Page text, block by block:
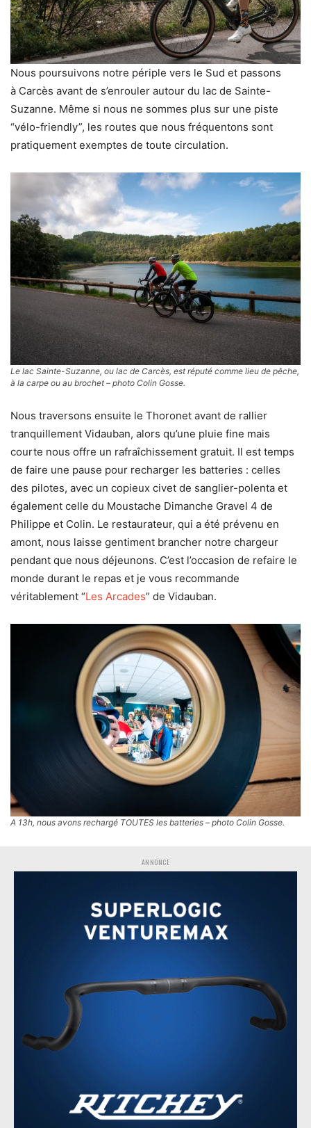
Nous poursuivons notre périple vers le Sud et passons
à Carcès avant de s’enrouler autour du lac de Sainte-
Suzanne. Même si nous ne sommes plus sur une piste
“vélo-friendly”, les routes que nous fréquentons sont
pratiquement exemptes de toute circulation.
Le lac Sainte-Suzanne, ou lac de Carcès, est réputé comme lieu de pêche,
à la carpe ou au brochet – photo Colin Gosse.
Nous traversons ensuite le Thoronet avant de rallier
tranquillement Vidauban, alors qu’une pluie fine mais
courte nous offre un rafraîchissement gratuit. Il est temps
de faire une pause pour recharger les batteries : celles
des pilotes, avec un copieux civet de sanglier-polenta et
également celle du Moustache Dimanche Gravel 4 de
Philippe et Colin. Le restaurateur, qui a été prévenu en
amont, nous laisse gentiment brancher notre chargeur
pendant que nous déjeunons. C’est l’occasion de refaire le
monde durant le repas et je vous recommande
véritablement “Les Arcades” de Vidauban.
A 13h, nous avons rechargé TOUTES les batteries – photo Colin Gosse.
ANNONCE